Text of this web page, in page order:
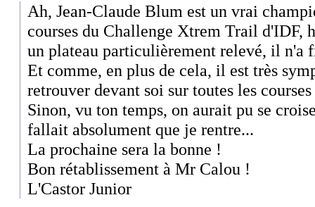
Ah, Jean-Claude Blum est un vrai
courses du Challenge Xtrem Trail d'IDF,
un plateau particulièrement relevé, il n'a
Et comme, en plus de cela, il est très
retrouver devant soi sur toutes les
Sinon, vu ton temps, on aurait pu se
fallait absolument que je rentre...
La prochaine sera la bonne !
Bon rétablissement à Mr Calou !
L'Castor Junior